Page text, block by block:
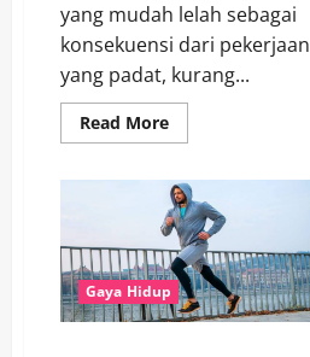
yang mudah lelah sebagai
konsekuensi dari pekerjaan
yang padat, kurang...
Read MoreRead
more
Hanya
Lelah,
Kenali
Gejala
Perubahan
Hormon
pada
Pria
Sebelum
Gaya Hidup